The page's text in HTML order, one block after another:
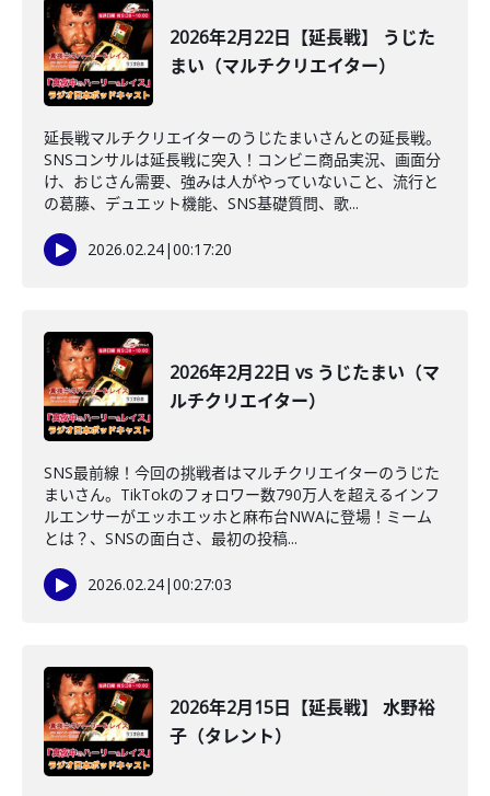
2026年2月22日【延長戦】 うじた
まい（マルチクリエイター）
延長戦マルチクリエイターのうじたまいさんとの延長戦。
SNSコンサルは延長戦に突入！コンビニ商品実況、画面分
け、おじさん需要、強みは人がやっていないこと、流行と
の葛藤、デュエット機能、SNS基礎質問、歌...
2026.02.24|00:17:20
2026年2月22日 vs うじたまい（マ
ルチクリエイター）
SNS最前線！今回の挑戦者はマルチクリエイターのうじた
まいさん。TikTokのフォロワー数790万人を超えるインフ
ルエンサーがエッホエッホと麻布台NWAに登場！ミーム
とは？、SNSの面白さ、最初の投稿...
2026.02.24|00:27:03
2026年2月15日【延長戦】 水野裕
子（タレント）